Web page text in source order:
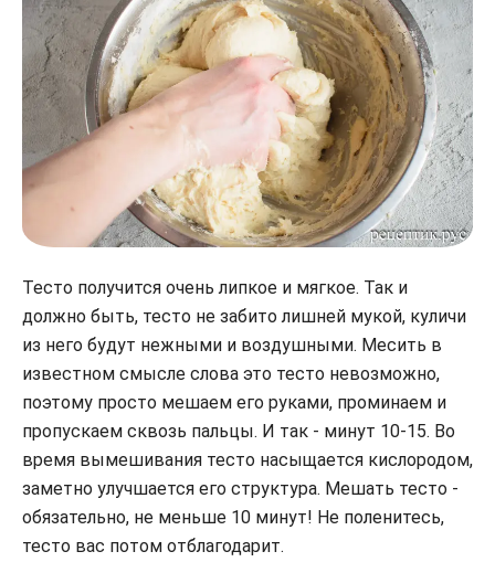
Тесто получится очень липкое и мягкое. Так и
должно быть, тесто не забито лишней мукой, куличи
из него будут нежными и воздушными. Месить в
известном смысле слова это тесто невозможно,
поэтому просто мешаем его руками, проминаем и
пропускаем сквозь пальцы. И так - минут 10-15. Во
время вымешивания тесто насыщается кислородом,
заметно улучшается его структура. Мешать тесто -
обязательно, не меньше 10 минут! Не поленитесь,
тесто вас потом отблагодарит.